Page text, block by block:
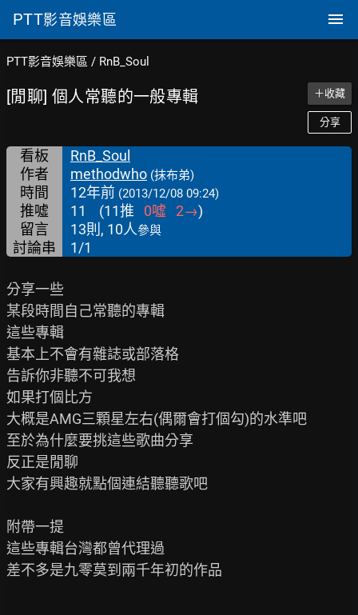
PTT影音娛樂區
PTT影音娛樂區 / RnB_Soul
[閒聊] 個人常聽的一般專輯 ＋收藏
分享
看板
RnB_Soul
作者
methodwho (抹布弟)
時間 12年前 (2013/12/08 09:24)
推噓 11 (11推 0噓 2→)
留言
13則, 10人參與
討論串 1/1
分享一些
某段時間自己常聽的專輯
這些專輯
基本上不會有雜誌或部落格
告訴你非聽不可我想
如果打個比方
大概是AMG三顆星左右(偶爾會打個勾)的水準吧
至於為什麼要挑這些歌曲分享
反正是閒聊
大家有興趣就點個連結聽聽歌吧
附帶一提
這些專輯台灣都曾代理過
差不多是九零莫到兩千年初的作品